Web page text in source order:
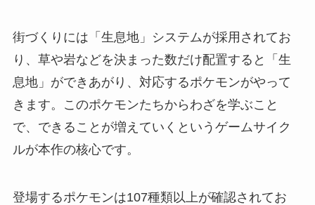
街づくりには「生息地」システムが採用されてお
り、草や岩などを決まった数だけ配置すると「生
息地」ができあがり、対応するポケモンがやって
きます。このポケモンたちからわざを学ぶこと
で、できることが増えていくというゲームサイク
ルが本作の核心です。
登場するポケモンは107種類以上が確認されてお